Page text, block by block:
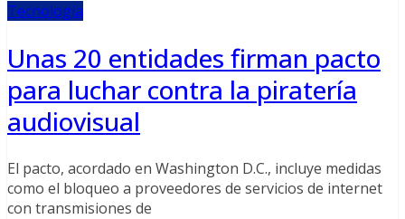
Tecnología
Unas 20 entidades firman pacto
para luchar contra la piratería
audiovisual
El pacto, acordado en Washington D.C., incluye medidas
como el bloqueo a proveedores de servicios de internet
con transmisiones de